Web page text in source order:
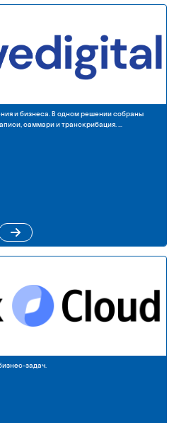
и бизнеса. В одном решении собраны
саммари и транскрибация. …
задач.